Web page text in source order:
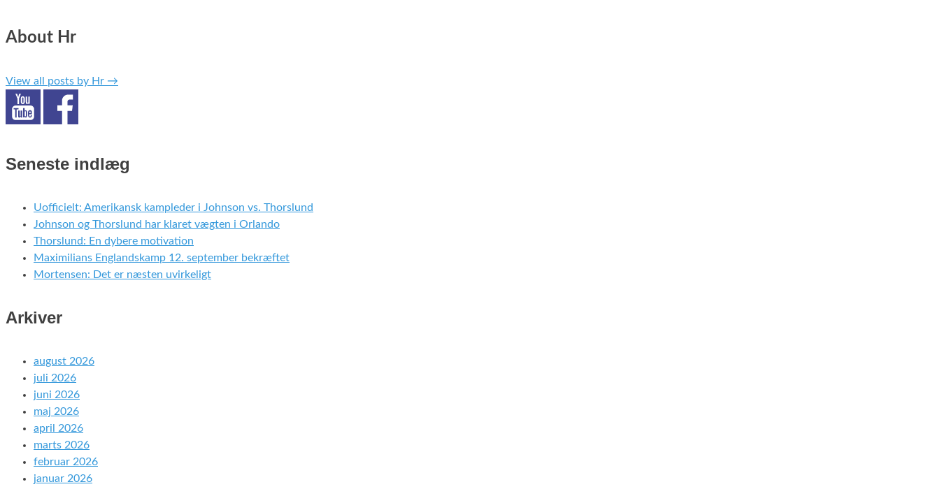
About Hr
View all posts by Hr →
Seneste indlæg
Uofficielt: Amerikansk kampleder i Johnson vs. Thorslund
Johnson og Thorslund har klaret vægten i Orlando
Thorslund: En dybere motivation
Maximilians Englandskamp 12. september bekræftet
Mortensen: Det er næsten uvirkeligt
Arkiver
august 2026
juli 2026
juni 2026
maj 2026
april 2026
marts 2026
februar 2026
januar 2026